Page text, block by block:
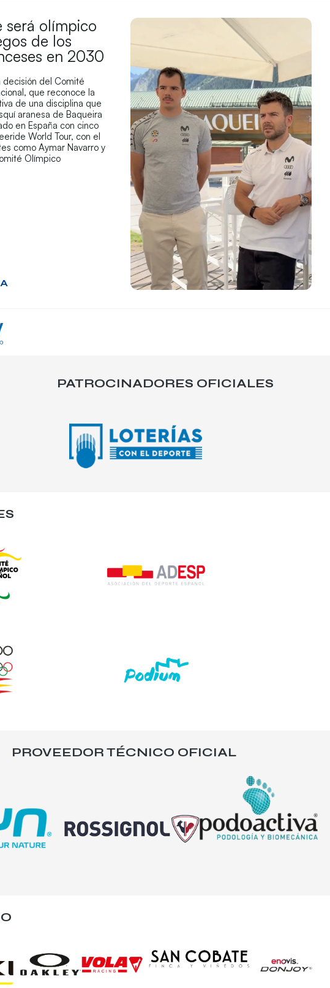
será olímpico
de los
en 2030
decisión del Comité
que reconoce la
de una disciplina que
aranesa de Baqueira
en España con cinco
World Tour, con el
como Aymar Navarro y
Olímpico
PATROCINADORES OFICIALES
PROVEEDOR TÉCNICO OFICIAL